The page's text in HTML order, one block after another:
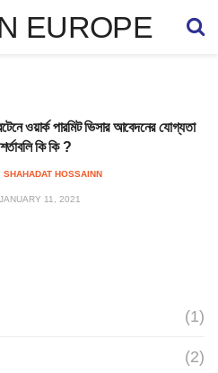
ওয়ার্ক পারমিট ভিসার আবেদনের যোগ্যতা
কি কি ?
SHAHADAT HOSSAINN
JANUARY 11, 2021
(1)
(2)